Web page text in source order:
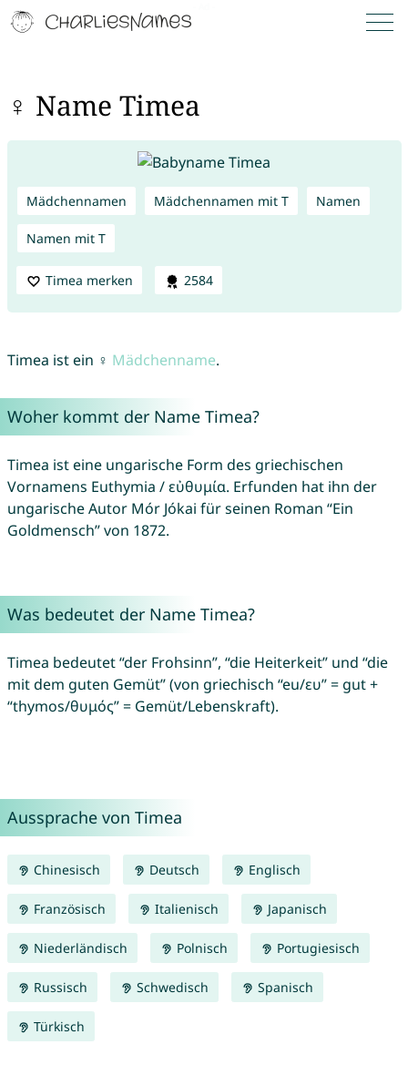
♀ Name Timea
Mädchennamen Mädchennamen mit T Namen
Namen mit T
Timea merken 2584
Timea ist ein ♀ Mädchenname.
Woher kommt der Name Timea?
Timea ist eine ungarische Form des griechischen
Vornamens Euthymia / εὐθυμία. Erfunden hat ihn der
ungarische Autor Mór Jókai für seinen Roman “Ein
Goldmensch” von 1872.
Was bedeutet der Name Timea?
Timea bedeutet “der Frohsinn”, “die Heiterkeit” und “die
mit dem guten Gemüt” (von griechisch “eu/ευ” = gut +
“thymos/θυμός” = Gemüt/Lebenskraft).
Aussprache von Timea
Chinesisch Deutsch Englisch
Französisch Italienisch Japanisch
Niederländisch Polnisch Portugiesisch
Russisch Schwedisch Spanisch
Türkisch